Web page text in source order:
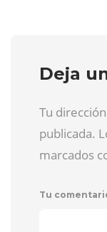
Deja
Tu
publicada.
marcados
Tu